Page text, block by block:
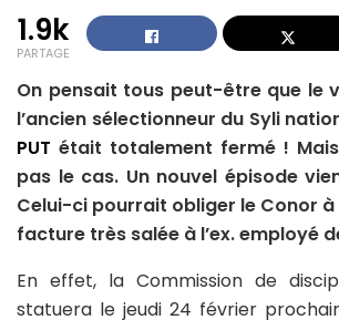
1.9k
PARTAGE
On pensait tous peut-être que le
l’ancien sélectionneur du Syli
PUT était totalement fermé !
pas le cas. Un nouvel épisode
Celui-ci pourrait obliger le Conor
facture très salée à l’ex. employé
En effet, la Commission de
statuera le jeudi 24 février